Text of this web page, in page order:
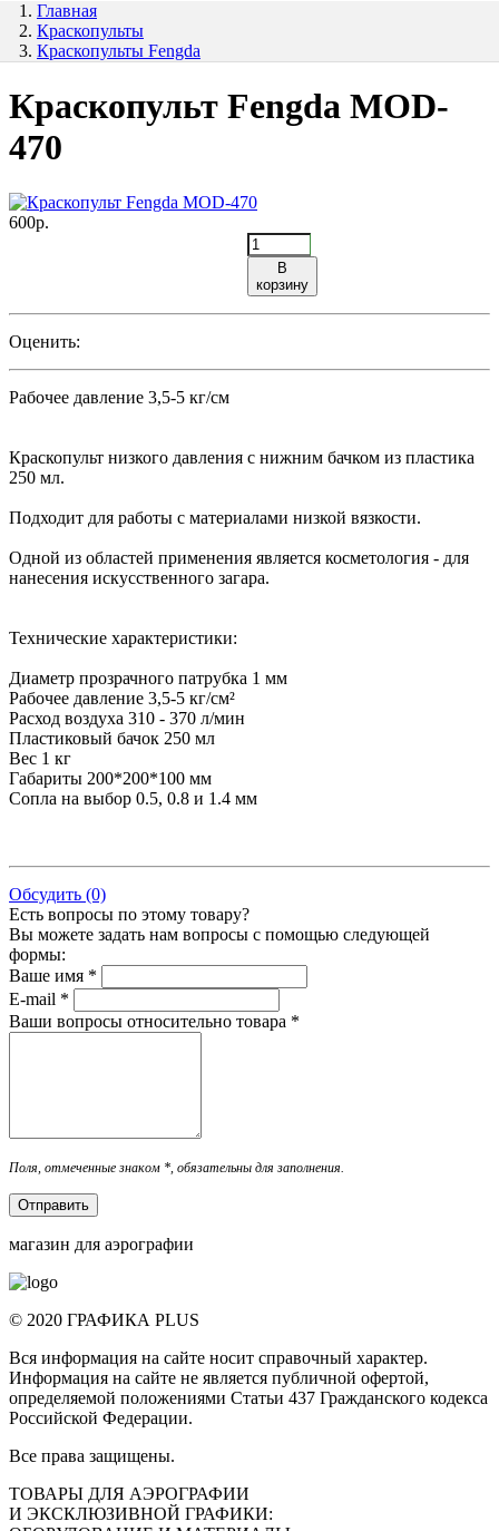
Главная
Краскопульты
Краскопульты Fengda
Краскопульт Fengda MOD-
470
600р.
В
корзину
Оценить:
Рабочее давление 3,5-5 кг/см
Краскопульт низкого давления с нижним бачком из пластика
250 мл.
Подходит для работы с материалами низкой вязкости.
Одной из областей применения является косметология - для
нанесения искусственного загара.
Технические характеристики:
Диаметр прозрачного патрубка 1 мм
Рабочее давление 3,5-5 кг/см²
Расход воздуха 310 - 370 л/мин
Пластиковый бачок 250 мл
Вес 1 кг
Габариты 200*200*100 мм
Сопла на выбор 0.5, 0.8 и 1.4 мм
Обсудить (0)
Есть вопросы по этому товару?
Вы можете задать нам вопросы с помощью следующей
формы:
Ваше имя *
E-mail *
Ваши вопросы относительно товара *
Поля, отмеченные знаком *, обязательны для заполнения.
Отправить
магазин для аэрографии
© 2020 ГРАФИКА PLUS
Вся информация на сайте носит справочный характер.
Информация на сайте не является публичной офертой,
определяемой положениями Статьи 437 Гражданского кодекса
Российской Федерации.
Все права защищены.
ТОВАРЫ ДЛЯ АЭРОГРАФИИ
И ЭКСКЛЮЗИВНОЙ ГРАФИКИ: